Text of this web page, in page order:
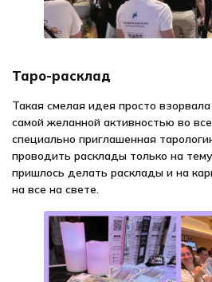
Таро-расклад
Такая смелая идея просто
самой желанной активностью во
специально приглашенная
проводить расклады только на
пришлось делать расклады и на
на все на свете.